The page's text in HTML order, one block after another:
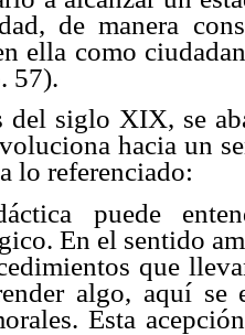
de manera
ella como
57).
del siglo XIX, se
hacia un
lo referenciado:
puede
En el sentido
que
algo, aquí se
Esta